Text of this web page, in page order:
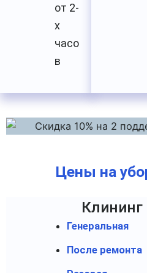
от 2-
х
часо
в
Цены на
Генеральная
После ремонта